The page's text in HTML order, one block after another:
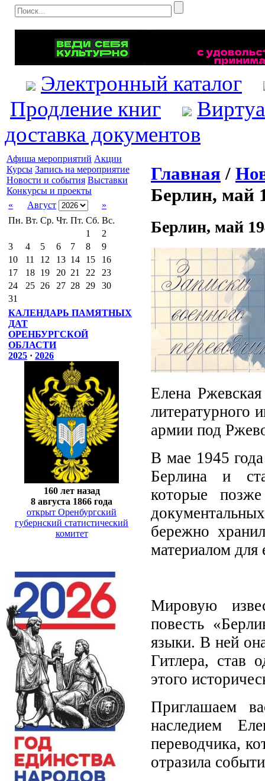
Электронный каталог
Продление книг
доставка документов
Афиша мероприятий Акции
Курсы Запись на мероприятие
Новости и события Выставки
Конкурсы и проекты
«
Август
»
Пн. Вт. Ср. Чт. Пт. Сб. Вс.
1
2
3
4 5 6 7 8
9
10
11 12 13 14 15
16
17
18 19 20 21 22
23
24
25 26 27 28 29
30
31
КАЛЕНДАРЬ ПАМЯТНЫХ
ДАТ
ОРЕНБУРГСКОЙ
ОБЛАСТИ
2025 · 2026
160 лет назад
8 августа 1866 года
открыт Оренбургский
губернский статистический
комитет
Главная /
Берлин, май
Берлин, май
Елена
литературного
армии под
В мае 1945
Берлина и
которые
бережно
материалом для
Мировую
повесть
языки. В ней
Гитлера, став
этого
Приглашаем
наследием
переводчика,
отразила